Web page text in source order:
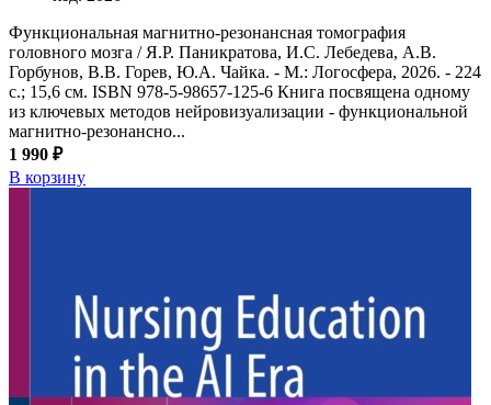
Функциональная магнитно-резонансная томография
головного мозга / Я.Р. Паникратова, И.С. Лебедева, А.В.
Горбунов, В.В. Горев, Ю.А. Чайка. - М.: Логосфера, 2026. - 224
с.; 15,6 см. ISBN 978-5-98657-125-6 Книга посвящена одному
из ключевых методов нейровизуализации - функциональной
магнитно-резонансно...
1 990 ₽
В корзину